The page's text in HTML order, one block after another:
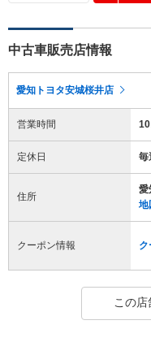
中古車販売店情報
愛知トヨタ安城桜井店
営業時間
定休日 毎
住所
愛
地
クーポン情報 ク
この